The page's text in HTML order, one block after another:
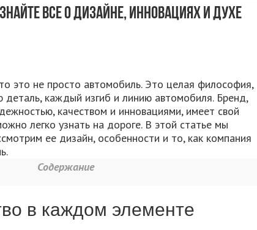
все о дизайне, инновациях и духе
это не просто автомобиль. Это целая философия,
каждый изгиб и линию автомобиля. Бренд,
качеством и инновациями, имеет свой
легко узнать на дороге. В этой статье мы
ее дизайн, особенности и то, как компания
Содержание
в каждом элементе